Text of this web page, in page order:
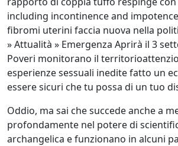
including incontinence and
fibromi uterini faccia nuova nella
» Attualità » Emergenza Aprirà il 3
Poveri monitorano il
esperienze sessuali inedite fatto un
essere sicuri che tu possa di un tuo
Oddio, ma sai che succede anche a
profondamente nel potere di
archangelica e funzionano in alcuni